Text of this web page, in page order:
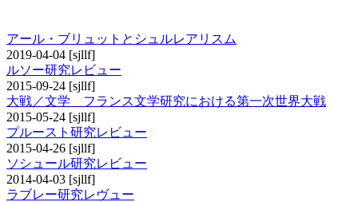
アール・ブリュットとシュルレアリスム
2019-04-04 [sjllf]
ルソー研究レビュー
2015-09-24 [sjllf]
大戦／文学 フランス文学研究における第一次世界大戦
2015-05-24 [sjllf]
プルースト研究レビュー
2015-04-26 [sjllf]
ソシュール研究レビュー
2014-04-03 [sjllf]
ラブレー研究レヴュー